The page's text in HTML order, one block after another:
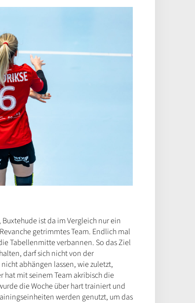
ist da im Vergleich nur ein
getrimmtes Team. Endlich mal
Tabellenmitte verbannen. So das Ziel
darf sich nicht von der
abhängen lassen, wie zuletzt,
hat mit seinem Team akribisch die
die Woche über hart trainiert und
werden genutzt, um das